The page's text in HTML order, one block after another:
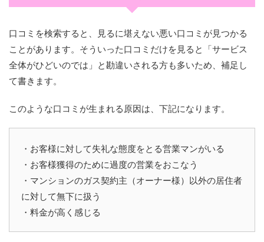
口コミを検索すると、見るに堪えない悪い口コミが見つかる
ことがあります。そういった口コミだけを見ると「サービス
全体がひどいのでは」と勘違いされる方も多いため、補足し
て書きます。
このような口コミが生まれる原因は、下記になります。
・お客様に対して失礼な態度をとる営業マンがいる
・お客様獲得のために過度の営業をおこなう
・マンションのガス契約主（オーナー様）以外の居住者
に対して無下に扱う
・料金が高く感じる